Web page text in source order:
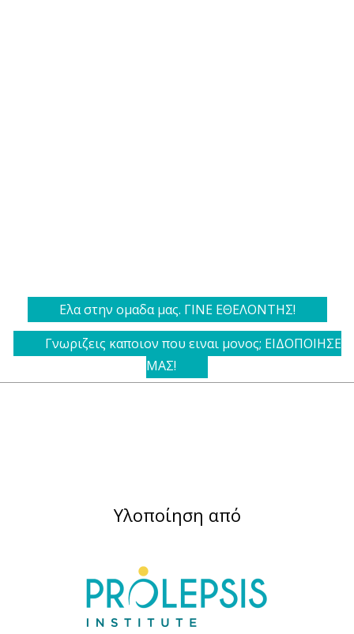
Ελα στην ομαδα μας. ΓΙΝΕ ΕΘΕΛΟΝΤΗΣ!
Γνωριζεις καποιον που ειναι μονος; ΕΙΔΟΠΟΙΗΣΕ
ΜΑΣ!
Υλοποίηση από